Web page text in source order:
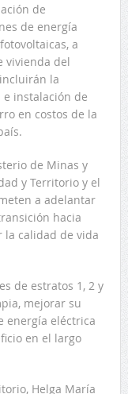
de
de energía
a
vivienda del
la
instalación de
en costos de la
de Minas y
y Territorio y el
a adelantar
hacia
la calidad de vida
de estratos 1, 2 y
mejorar su
energía eléctrica
en el largo
Helga María